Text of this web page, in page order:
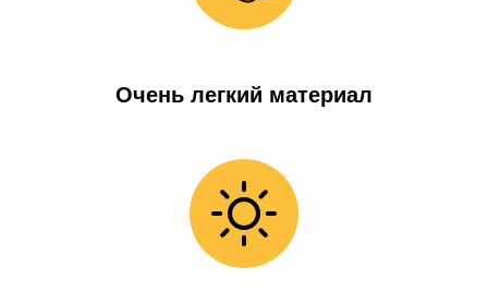
Очень легкий материал